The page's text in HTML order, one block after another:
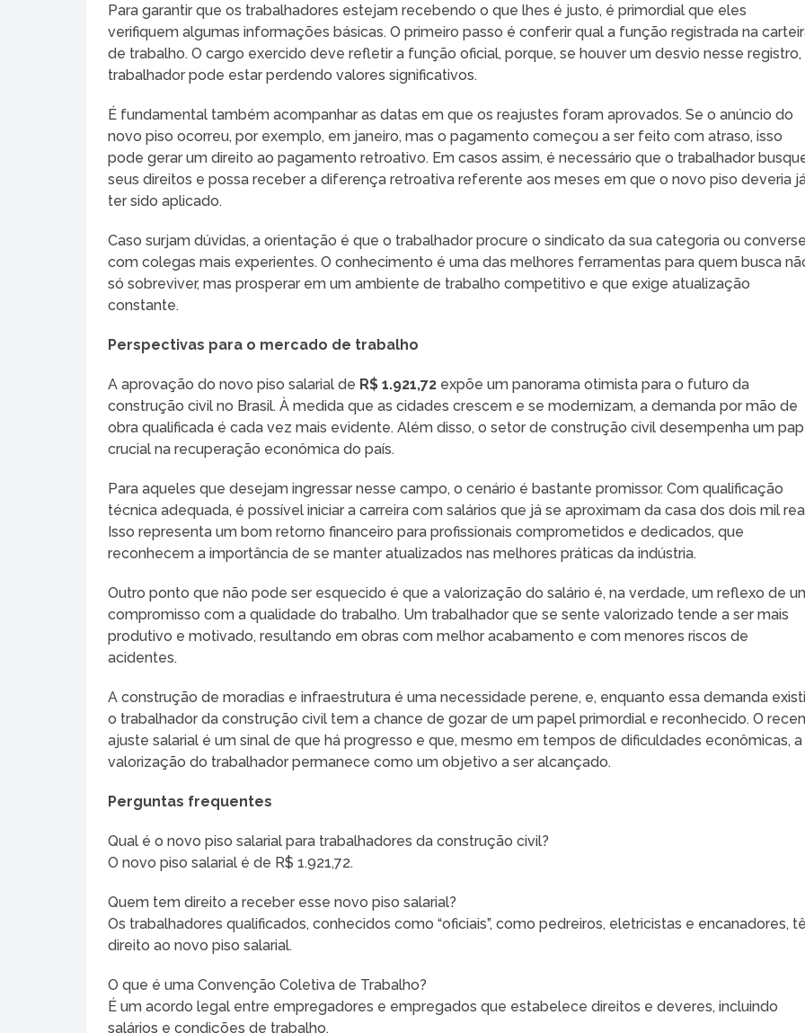
Para garantir que os trabalhadores estejam recebendo o que lhes é justo, é primordial que eles
verifiquem algumas informações básicas. O primeiro passo é conferir qual a função registrada na
de trabalho. O cargo exercido deve refletir a função oficial, porque, se houver um desvio nesse registro,
trabalhador pode estar perdendo valores significativos.
É fundamental também acompanhar as datas em que os reajustes foram aprovados. Se o anúncio do
novo piso ocorreu, por exemplo, em janeiro, mas o pagamento começou a ser feito com atraso, isso
pode gerar um direito ao pagamento retroativo. Em casos assim, é necessário que o trabalhador
seus direitos e possa receber a diferença retroativa referente aos meses em que o novo piso deveria
ter sido aplicado.
Caso surjam dúvidas, a orientação é que o trabalhador procure o sindicato da sua categoria ou converse
com colegas mais experientes. O conhecimento é uma das melhores ferramentas para quem busca
só sobreviver, mas prosperar em um ambiente de trabalho competitivo e que exige atualização
constante.
Perspectivas para o mercado de trabalho
A aprovação do novo piso salarial de R$ 1.921,72 expõe um panorama otimista para o futuro da
construção civil no Brasil. À medida que as cidades crescem e se modernizam, a demanda por mão de
obra qualificada é cada vez mais evidente. Além disso, o setor de construção civil desempenha um
crucial na recuperação econômica do país.
Para aqueles que desejam ingressar nesse campo, o cenário é bastante promissor. Com qualificação
técnica adequada, é possível iniciar a carreira com salários que já se aproximam da casa dos dois mil
Isso representa um bom retorno financeiro para profissionais comprometidos e dedicados, que
reconhecem a importância de se manter atualizados nas melhores práticas da indústria.
Outro ponto que não pode ser esquecido é que a valorização do salário é, na verdade, um reflexo de
compromisso com a qualidade do trabalho. Um trabalhador que se sente valorizado tende a ser mais
produtivo e motivado, resultando em obras com melhor acabamento e com menores riscos de
acidentes.
A construção de moradias e infraestrutura é uma necessidade perene, e, enquanto essa demanda
o trabalhador da construção civil tem a chance de gozar de um papel primordial e reconhecido. O
ajuste salarial é um sinal de que há progresso e que, mesmo em tempos de dificuldades econômicas, a
valorização do trabalhador permanece como um objetivo a ser alcançado.
Perguntas frequentes
Qual é o novo piso salarial para trabalhadores da construção civil?
O novo piso salarial é de R$ 1.921,72.
Quem tem direito a receber esse novo piso salarial?
Os trabalhadores qualificados, conhecidos como “oficiais”, como pedreiros, eletricistas e encanadores,
direito ao novo piso salarial.
O que é uma Convenção Coletiva de Trabalho?
É um acordo legal entre empregadores e empregados que estabelece direitos e deveres, incluindo
salários e condições de trabalho.